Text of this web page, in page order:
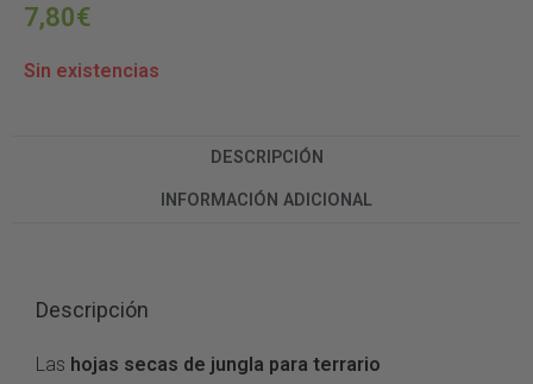
7,80€
Sin existencias
DESCRIPCIÓN
INFORMACIÓN ADICIONAL
Descripción
L as hojas secas de jungla para terrario